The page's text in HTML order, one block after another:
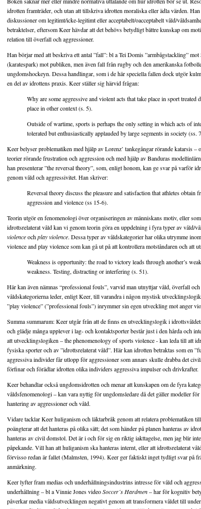
idrotten framträder, och utan att tillskriva idrotten moraliska eller ädla värden.
diskussioner om legitimt/icke-legitimt eller acceptabelt/oacceptabelt våld/
betraktelser, eftersom Keer hävdar att det behövs betydligt bättre kunskap om
relation till överfall och aggressioner.
Han börjar med att beskriva ett antal ”fall”: bl a Tei Domis ”armbågstackling”
(karatespark) mot publiken, men även fall från rugby och den amerikanska
ungdomshockeyn. Dessa handlingar, som i de här speciella fallen dock utgör
en del av idrottens praxis. Keer ställer sig härvid frågan:
Why are some aggressive and violent acts that take place in sport
place in other context (s. 5).
Outside of wartime, sports is perhaps the only setting in which acts of
tolerated but enthusiastically applauded by large segments in society (ss.
Keer belyser problematiken med hjälp av Lorenz’ tankegångar rörande katarsis
teorier rörande frustration och aggression och med hjälp av Banduras
han presenterar ”the reversal theory”, som, enligt honom, kan ge svar på varför
genom våld och aggressivitet. Han skriver:
Reversal theory discuss the pleasure and satisfaction that athletes obtain
aggression and violence (ss 15-6).
Teorin utgör en fenomenologi över organiseringen av människans motiv, eller
idrottsrelaterat våld kan vi genom teorin göra en uppdelning i fyra typer av våld/
violenceochplay violence. Dessa typer av våldskategorier har olika utrymme
violence and play violence som kan gå ut på att kontrollera motståndaren och att
Weakness is opportunity: the road to victory leads through another’s
weakness. Testing, distracting or interfering (s. 51).
Här kan även nämnas “professional fouls”, varvid man utnyttjar våld, överfall
våldskategorierna leder, enligt Keer, till varandra i någon mystisk
”play violence” (”professional fouls”) inrymmer sin egen utveckling mot anger
Summa summarum: Keer utgår från att de finns en utvecklingslogik i
och glädje många upplever i lag- och kontaktsporter består just i den hårda och
att utvecklingslogiken – the phenomenology of sports violence - kan leda till att
fysiska sporter och av ”idrottsrelaterat våld”. Här kan idrotten betraktas som en
aggressiva individer får utlopp för aggressioner som annars skulle drabba det
förfinar och förädlar idrotten olika individers aggressiva impulser och drivkrafter.
Keer behandlar också ungdomsidrotten och menar att kunskapen om de fyra
våldsfenomenologi – kan vara nyttig för ungdomsledare då det gäller modeller
hantering av aggressioner och våld.
Vidare tacklar Keer huliganism och läktarbråk genom att relatera problematiken
poängterar att det hanteras på olika sätt; det som händer på planen hanteras av
hanteras av civil domstol. Det är i och för sig en riktig iakttagelse, men jag blir
påpekande. Vill han att huliganism ska hanteras internt, eller att idrottsrelaterat
förvisso redan är fallet (Malmsten, 1994). Keer ger faktiskt inget tydligt svar på
anmärkning.
Keer lyfter fram medias och underhållningsindustrins intresse för våld och
underhållning – bl a Vinnie Jones videoSoccer´s Hardmen– har för kognitiv
påverkar media våldsutvecklingen negativt genom att transformera våldet till